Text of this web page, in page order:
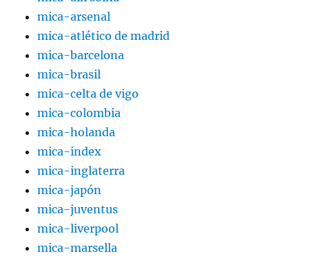
mica-arsenal
mica-atlético de madrid
mica-barcelona
mica-brasil
mica-celta de vigo
mica-colombia
mica-holanda
mica-index
mica-inglaterra
mica-japón
mica-juventus
mica-liverpool
mica-marsella